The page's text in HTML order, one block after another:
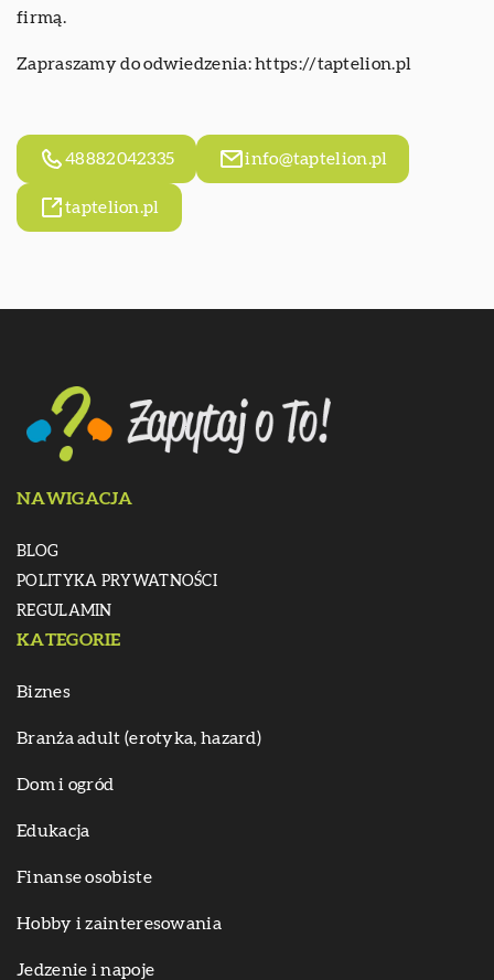
firmą.
Zapraszamy do odwiedzenia:https://taptelion.pl
48882042335 info@taptelion.pl
taptelion.pl
NAWIGACJA
BLOG
POLITYKA PRYWATNOŚCI
REGULAMIN
KATEGORIE
Biznes
Branża adult (erotyka, hazard)
Dom i ogród
Edukacja
Finanse osobiste
Hobby i zainteresowania
Jedzenie i napoje